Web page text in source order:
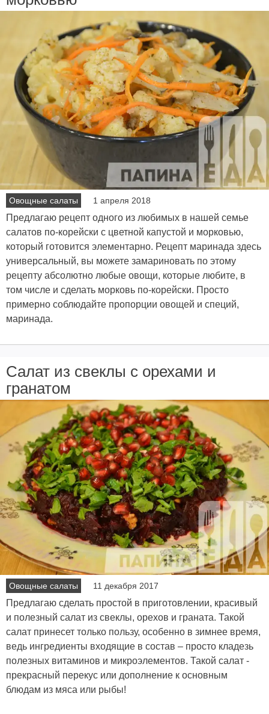
Овощные салаты 1 апреля 2018
Предлагаю рецепт одного из любимых в нашей семье
салатов по-корейски с цветной капустой и морковью,
который готовится элементарно. Рецепт маринада здесь
универсальный, вы можете замариновать по этому
рецепту абсолютно любые овощи, которые любите, в
том числе и сделать морковь по-корейски. Просто
примерно соблюдайте пропорции овощей и специй,
маринада.
Салат из свеклы с орехами и
гранатом
Овощные салаты 11 декабря 2017
Предлагаю сделать простой в приготовлении, красивый
и полезный салат из свеклы, орехов и граната. Такой
салат принесет только пользу, особенно в зимнее время,
ведь ингредиенты входящие в состав – просто кладезь
полезных витаминов и микроэлементов. Такой салат -
прекрасный перекус или дополнение к основным
блюдам из мяса или рыбы!